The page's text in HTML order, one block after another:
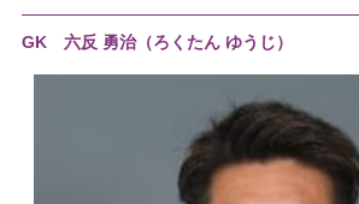
GK 六反 勇治（ろくたん ゆうじ）